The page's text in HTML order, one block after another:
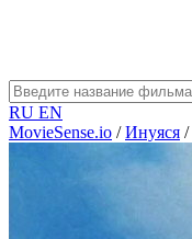
RU EN
MovieSense.io / Инуяся /